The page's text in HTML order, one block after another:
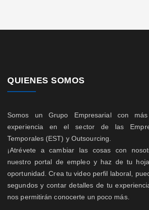
QUIENES SOMOS
Somos un Grupo Empresarial con
experiencia en el sector de las
Temporales (EST) y Outsourcing.
¡Atrévete a cambiar las cosas con
nuestro portal de empleo y haz de tu
oportunidad. Crea tu video perfil laboral,
segundos y contar detalles de tu
nos permitirán conocerte un poco más.